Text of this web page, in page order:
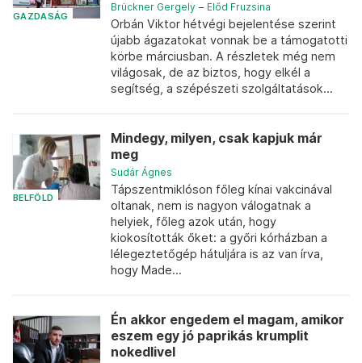
GAZDASÁG
Brückner Gergely – Előd Fruzsina
Orbán Viktor hétvégi bejelentése szerint
újabb ágazatokat vonnak be a támogatotti
körbe márciusban. A részletek még nem
világosak, de az biztos, hogy elkél a
segítség, a szépészeti szolgáltatások...
BELFÖLD
Mindegy, milyen, csak kapjuk már
meg
Sudár Ágnes
Tápszentmiklóson főleg kínai vakcinával
oltanak, nem is nagyon válogatnak a
helyiek, főleg azok után, hogy
kiokosították őket: a győri kórházban a
lélegeztetőgép hátuljára is az van írva,
hogy Made...
Én akkor engedem el magam, amikor
eszem egy jó paprikás krumplit
nokedlivel